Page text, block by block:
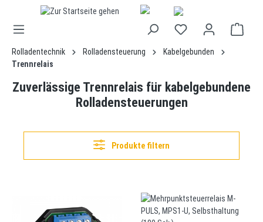
springen
Rolladentechnik Rolladensteuerung
Kabelgebunden
Trennrelais
Zuverlässige Trennrelais für kabelgebundene
Rolladensteuerungen
Produkte filtern